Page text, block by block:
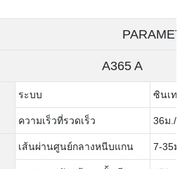
A365 A
ระบบ ซินเทค
ความเร็วที่รวดเร็ว 36ม./นา
เส้นผ่านศูนย์กลางหนีบแกน 7-35มม